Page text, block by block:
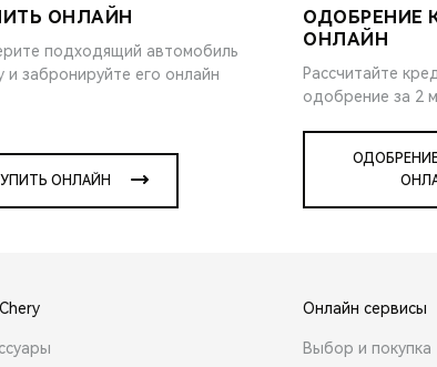
ОНЛАЙН
подходящий автомобиль
и забронируйте его онлайн
ОНЛАЙН
ОДОБРЕНИЕ
ОНЛАЙН
Рассчитайте
одобрение за 2
Онлайн сервисы
Выбор и покупка